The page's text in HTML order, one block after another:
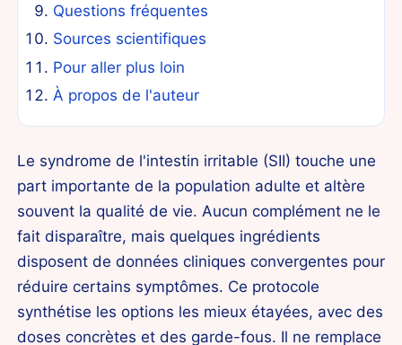
Questions fréquentes
Sources scientifiques
Pour aller plus loin
À propos de l'auteur
Le syndrome de l'intestin irritable (SII) touche une
part importante de la population adulte et altère
souvent la qualité de vie. Aucun complément ne le
fait disparaître, mais quelques ingrédients
disposent de données cliniques convergentes pour
réduire certains symptômes. Ce protocole
synthétise les options les mieux étayées, avec des
doses concrètes et des garde-fous. Il ne remplace